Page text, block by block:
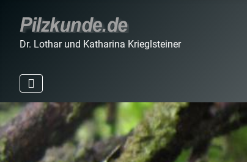
Dr. Lothar und Katharina Krieglsteiner